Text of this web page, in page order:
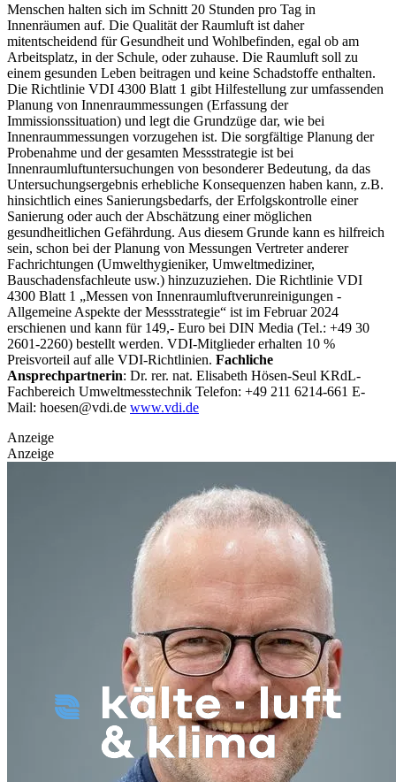
Menschen halten sich im Schnitt 20 Stunden pro Tag in
Innenräumen auf. Die Qualität der Raumluft ist daher
mitentscheidend für Gesundheit und Wohlbefinden, egal ob am
Arbeitsplatz, in der Schule, oder zuhause. Die Raumluft soll zu
einem gesunden Leben beitragen und keine Schadstoffe enthalten.
Die Richtlinie VDI 4300 Blatt 1 gibt Hilfestellung zur umfassenden
Planung von Innenraummessungen (Erfassung der
Immissionssituation) und legt die Grundzüge dar, wie bei
Innenraummessungen vorzugehen ist. Die sorgfältige Planung der
Probenahme und der gesamten Messstrategie ist bei
Innenraumluftuntersuchungen von besonderer Bedeutung, da das
Untersuchungsergebnis erhebliche Konsequenzen haben kann, z.B.
hinsichtlich eines Sanierungsbedarfs, der Erfolgskontrolle einer
Sanierung oder auch der Abschätzung einer möglichen
gesundheitlichen Gefährdung. Aus diesem Grunde kann es hilfreich
sein, schon bei der Planung von Messungen Vertreter anderer
Fachrichtungen (Umwelthygieniker, Umweltmediziner,
Bauschadensfachleute usw.) hinzuzuziehen. Die Richtlinie VDI
4300 Blatt 1 „Messen von Innenraumluftverunreinigungen -
Allgemeine Aspekte der Messstrategie“ ist im Februar 2024
erschienen und kann für 149,- Euro bei DIN Media (Tel.: +49 30
2601-2260) bestellt werden. VDI-Mitglieder erhalten 10 %
Preisvorteil auf alle VDI-Richtlinien. Fachliche
Ansprechpartnerin: Dr. rer. nat. Elisabeth Hösen-Seul KRdL-
Fachbereich Umweltmesstechnik Telefon: +49 211 6214-661 E-
Mail: hoesen@vdi.de www.vdi.de
Anzeige
Anzeige